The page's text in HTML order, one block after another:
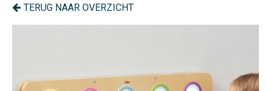
TERUG NAAR OVERZICHT